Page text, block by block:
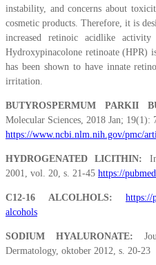
instability, and concerns about
cosmetic products. Therefore, it is
increased retinoic acidlike
Hydroxypinacolone retinoate (HPR)
has been shown to have innate
irritation.
BUTYROSPERMUM PARKII
Molecular Sciences, 2018 Jan; 19(1):
https://www.ncbi.nlm.nih.gov/pmc/
HYDROGENATED LICITHIN:
2001, vol. 20, s. 21-45 https://
C12-16 ALCOLHOLS:
https://
alcohols
SODIUM HYALURONATE:
Dermatology, oktober 2012, s. 20-23